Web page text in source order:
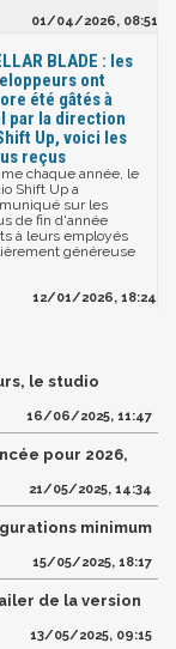
01/04/2026, 08:51
BLADE : les
ont
été gâtés à
par la direction
Up, voici les
reçus
chaque année, le
Shift Up a
sur les
de fin d'année
à leurs employés
généreuse
12/01/2026, 18:24
le studio
16/06/2025, 11:47
pour 2026,
21/05/2025, 14:34
minimum
15/05/2025, 18:17
de la version
13/05/2025, 09:15